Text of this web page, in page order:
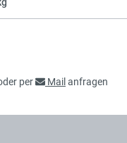
per Mail anfragen